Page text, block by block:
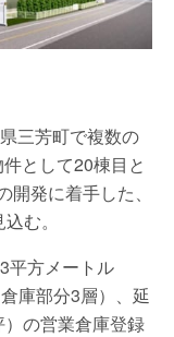
三芳町で複数の
として20棟目と
発に着手した、
む。
平方メートル
庫部分3層）、延
の営業倉庫登録